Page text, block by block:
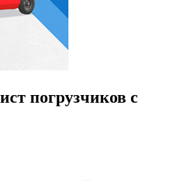
погрузчиков с